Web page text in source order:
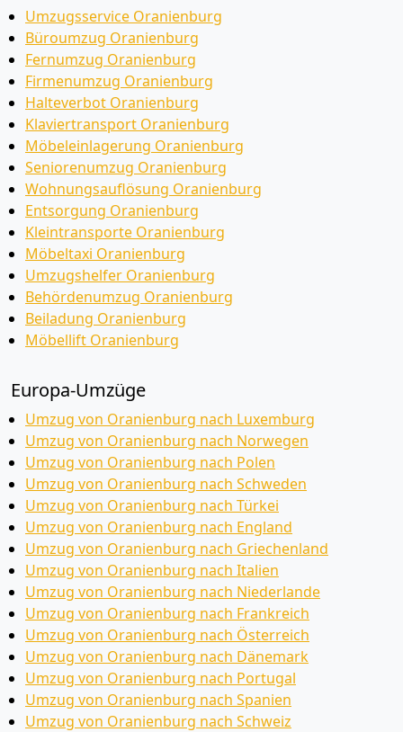
Umzugsservice Oranienburg
Büroumzug Oranienburg
Fernumzug Oranienburg
Firmenumzug Oranienburg
Halteverbot Oranienburg
Klaviertransport Oranienburg
Möbeleinlagerung Oranienburg
Seniorenumzug Oranienburg
Wohnungsauflösung Oranienburg
Entsorgung Oranienburg
Kleintransporte Oranienburg
Möbeltaxi Oranienburg
Umzugshelfer Oranienburg
Behördenumzug Oranienburg
Beiladung Oranienburg
Möbellift Oranienburg
Europa-Umzüge
Umzug von Oranienburg nach Luxemburg
Umzug von Oranienburg nach Norwegen
Umzug von Oranienburg nach Polen
Umzug von Oranienburg nach Schweden
Umzug von Oranienburg nach Türkei
Umzug von Oranienburg nach England
Umzug von Oranienburg nach Griechenland
Umzug von Oranienburg nach Italien
Umzug von Oranienburg nach Niederlande
Umzug von Oranienburg nach Frankreich
Umzug von Oranienburg nach Österreich
Umzug von Oranienburg nach Dänemark
Umzug von Oranienburg nach Portugal
Umzug von Oranienburg nach Spanien
Umzug von Oranienburg nach Schweiz